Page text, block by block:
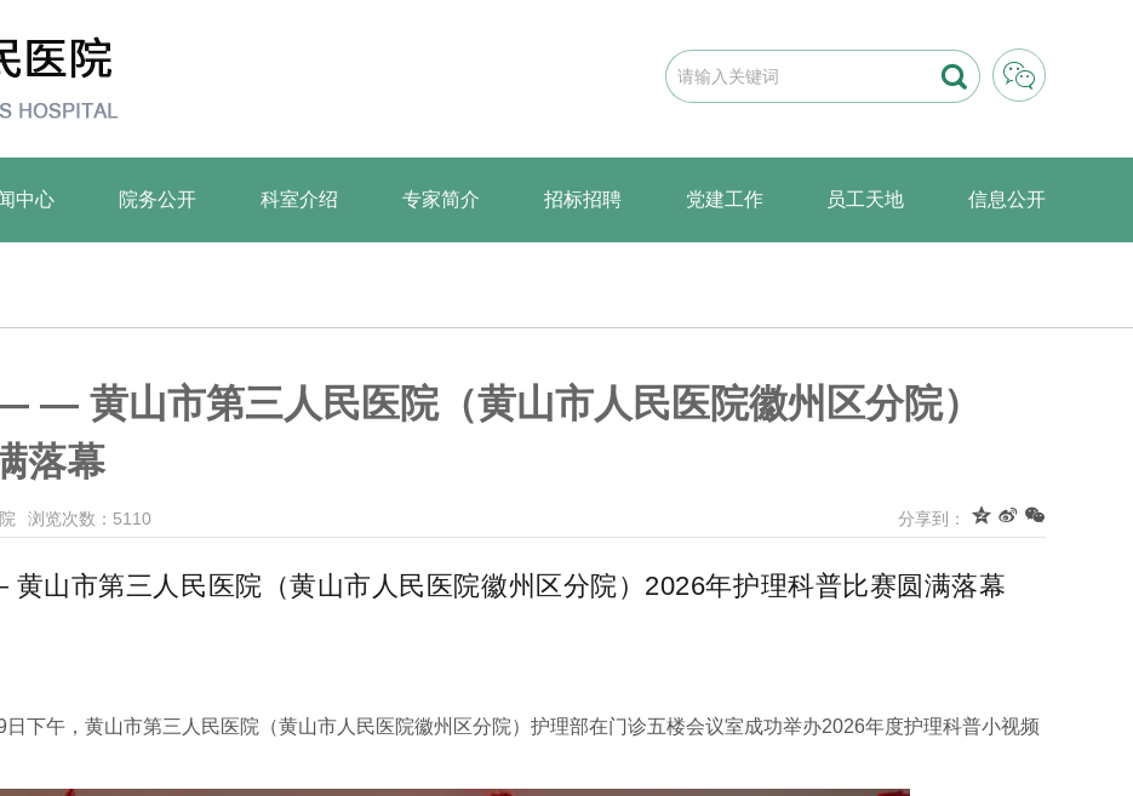
 
中心 院务公开 科室介绍 专家简介 招标招聘 党建工作 员工天地 信息公开
— 黄山市第三人民医院（黄山市人民医院徽州区分院）
落幕
浏览次数：5110 分享到：   
山市第三人民医院（黄山市人民医院徽州区分院）2026年护理科普比赛圆满落幕
日下午，黄山市第三人民医院（黄山市人民医院徽州区分院）护理部在门诊五楼会议室成功举办2026年度护理科普小视频